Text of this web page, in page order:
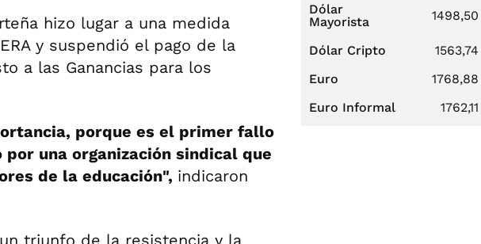
hizo lugar a una medida
y suspendió el pago de la
a las Ganancias para los
porque es el primer fallo
una organización sindical que
de la educación", indicaron
triunfo de la resistencia y la
Dólar
Mayorista
1498,50
Dólar Cripto 1563,74
Euro
1768,88
Euro Informal
1762,11